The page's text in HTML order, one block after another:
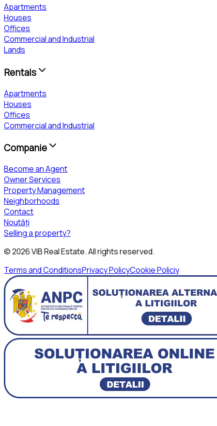
Apartments
Houses
Offices
Commercial and Industrial
Lands
Rentals
Apartments
Houses
Offices
Commercial and Industrial
Companie
Become an Agent
Owner Services
Property Management
Neighborhoods
Contact
Noutăți
Selling a property?
©2026VIB Real Estate. All rights reserved.
Terms and ConditionsPrivacy PolicyCookie Policiy